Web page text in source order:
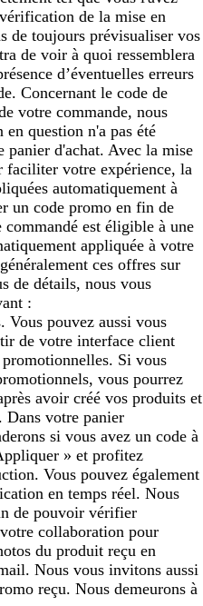
de la mise en
de toujours prévisualiser vos
de voir à quoi ressemblera
d’éventuelles erreurs
Concernant le code de
votre commande, nous
question n'a pas été
panier d'achat. Avec la mise
faciliter votre expérience, la
automatiquement à
un code promo en fin de
est éligible à une
appliquée à votre
ces offres sur
de détails, nous vous
:
pouvez aussi vous
de votre interface client
Si vous
vous pourrez
avoir créé vos produits et
Dans votre panier
si vous avez un code à
» et profitez
Vous pouvez également
en temps réel. Nous
de pouvoir vérifier
collaboration pour
du produit reçu en
Nous vous invitons aussi
reçu. Nous demeurons à